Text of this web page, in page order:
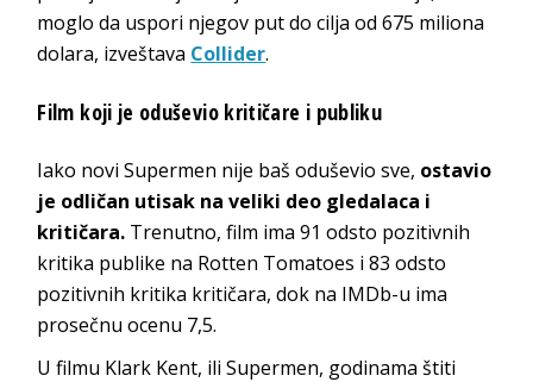
moglo da uspori njegov put do cilja od 675 miliona
dolara, izveštava Collider.
Film koji je oduševio kritičare i publiku
Iako novi Supermen nije baš oduševio sve, ostavio
je odličan utisak na veliki deo gledalaca i
kritičara. Trenutno, film ima 91 odsto pozitivnih
kritika publike na Rotten Tomatoes i 83 odsto
pozitivnih kritika kritičara, dok na IMDb-u ima
prosečnu ocenu 7,5.
U filmu Klark Kent, ili Supermen, godinama štiti